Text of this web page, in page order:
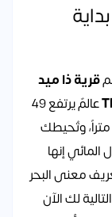
قرية ذا ميد
عالمٌ يرتفع 49
متراً فوق البحر، تنهمر فيه شلالاتك من 420 متراً، وتُحيطك
متر من الجمال المائي إنها
معنى البحر
لك الآن